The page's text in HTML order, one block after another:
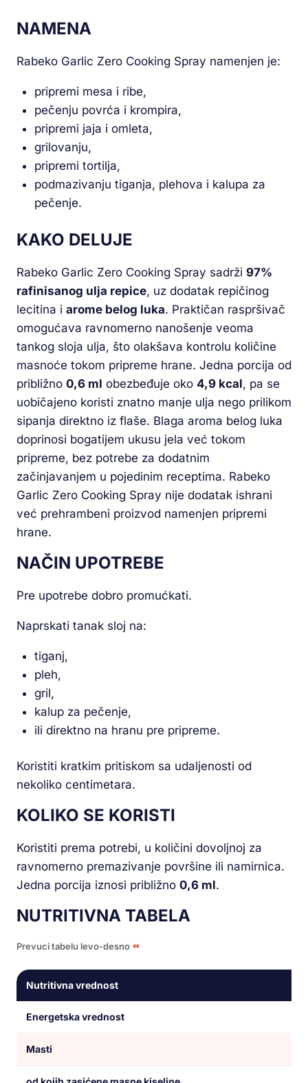
NAMENA
Rabeko Garlic Zero Cooking Spray namenjen je:
pripremi mesa i ribe,
pečenju povrća i krompira,
pripremi jaja i omleta,
grilovanju,
pripremi tortilja,
podmazivanju tiganja, plehova i kalupa za
pečenje.
KAKO DELUJE
Rabeko Garlic Zero Cooking Spray sadrži 97%
rafinisanog ulja repice, uz dodatak repičinog
lecitina i arome belog luka. Praktičan raspršivač
omogućava ravnomerno nanošenje veoma
tankog sloja ulja, što olakšava kontrolu količine
masnoće tokom pripreme hrane. Jedna porcija od
približno 0,6 ml obezbeđuje oko 4,9 kcal, pa se
uobičajeno koristi znatno manje ulja nego prilikom
sipanja direktno iz flaše. Blaga aroma belog luka
doprinosi bogatijem ukusu jela već tokom
pripreme, bez potrebe za dodatnim
začinjavanjem u pojedinim receptima. Rabeko
Garlic Zero Cooking Spray nije dodatak ishrani
već prehrambeni proizvod namenjen pripremi
hrane.
NAČIN UPOTREBE
Pre upotrebe dobro promućkati.
Naprskati tanak sloj na:
tiganj,
pleh,
gril,
kalup za pečenje,
ili direktno na hranu pre pripreme.
Koristiti kratkim pritiskom sa udaljenosti od
nekoliko centimetara.
KOLIKO SE KORISTI
Koristiti prema potrebi, u količini dovoljnoj za
ravnomerno premazivanje površine ili namirnica.
Jedna porcija iznosi približno 0,6 ml.
NUTRITIVNA TABELA
Prevuci tabelu levo-desno
Nutritivna vrednost
Energetska vrednost
Masti